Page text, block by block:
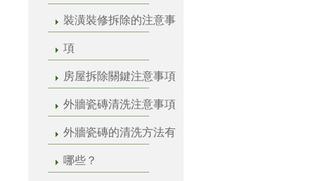
裝潢裝修拆除的注意事
項
房屋拆除關鍵注意事項
外牆瓷磚清洗注意事項
外牆瓷磚的清洗方法有
哪些？